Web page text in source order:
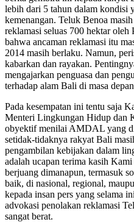
lebih dari 5 tahun dalam kondisi
kemenangan. Teluk Benoa
reklamasi seluas 700 hektar
bahwa ancaman reklamasi itu
2014 masih berlaku. Namun,
kabarkan dan rayakan.
mengajarkan penguasa dan
terhadap alam Bali di masa
Pada kesempatan ini tentu saja
Menteri Lingkungan Hidup dan
obyektif menilai AMDAL yang
setidak-tidaknya rakyat Bali
pengambilan kebijakan dalam
adalah ucapan terima kasih
berjuang dimanapun, termasuk
baik, di nasional, regional,
kepada insan pers yang selama
advokasi penolakan reklamasi
sangat berat.